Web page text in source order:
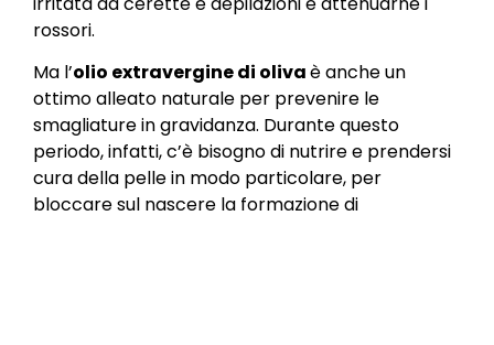
rossori.
Ma l’olio extravergine di olivaè anche un
ottimo alleato naturale per prevenire le
smagliature in gravidanza. Durante questo
periodo, infatti, c’è bisogno di nutrire e prendersi
cura della pelle in modo particolare, per
bloccare sul nascere la formazione di